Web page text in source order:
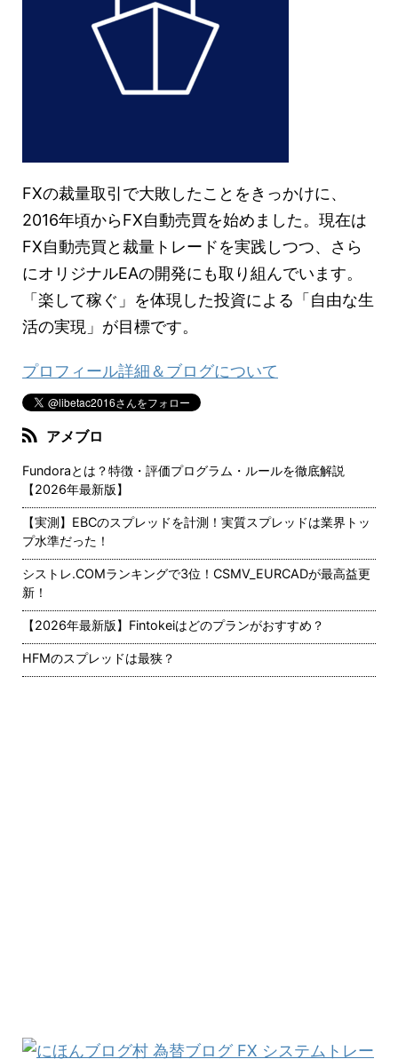
FXの裁量取引で大敗したことをきっかけに、
2016年頃からFX自動売買を始めました。現在は
FX自動売買と裁量トレードを実践しつつ、さら
にオリジナルEAの開発にも取り組んでいます。
「楽して稼ぐ」を体現した投資による「自由な生
活の実現」が目標です。
プロフィール詳細＆ブログについて
アメブロ
Fundoraとは？特徴・評価プログラム・ルールを徹底解説
【2026年最新版】
【実測】EBCのスプレッドを計測！実質スプレッドは業界トッ
プ水準だった！
シストレ.COMランキングで3位！CSMV_EURCADが最高益更
新！
【2026年最新版】Fintokeiはどのプランがおすすめ？
HFMのスプレッドは最狭？